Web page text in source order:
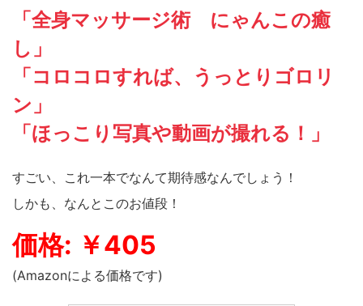
「全身マッサージ術 にゃんこの癒
し」
「コロコロすれば、うっとりゴロリ
ン」
「ほっこり写真や動画が撮れる！」
すごい、これ一本でなんて期待感なんでしょう！
しかも、なんとこのお値段！
価格: ￥405
(Amazonによる価格です)